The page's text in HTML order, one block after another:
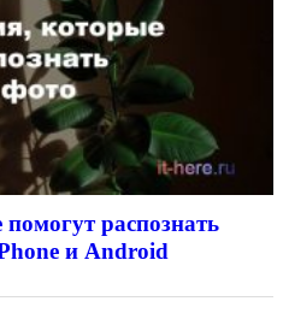
распознать
и Android